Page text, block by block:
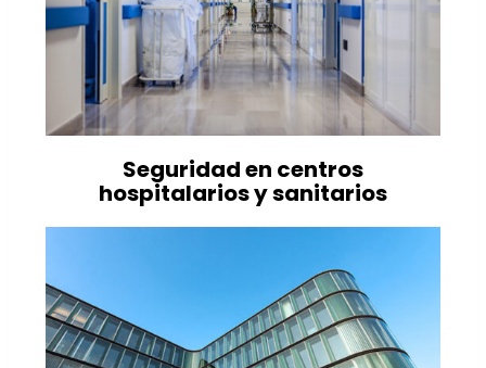
Seguridad en centros
hospitalarios y sanitarios